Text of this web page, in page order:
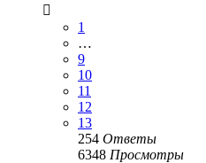
1
…
9
10
11
12
13
254 Ответы
6348 Просмотры